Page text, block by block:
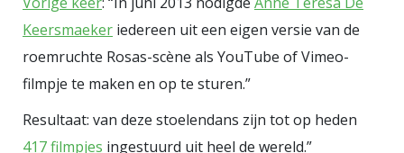
Debora Makkus - Japan, 2018,
acrylverf op linnen, 130 x 100 cm.
Keersmaeker iedereen uit een eigen versie van de
roemruchte Rosas-scène als YouTube of Vimeo-
filmpje te maken en op te sturen.”
Resultaat: van deze stoelendans zijn tot op heden
417 filmpjes ingestuurd uit heel de wereld.”